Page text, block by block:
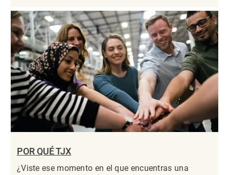
POR QUÉ TJX
¿Viste ese momento en el que encuentras una